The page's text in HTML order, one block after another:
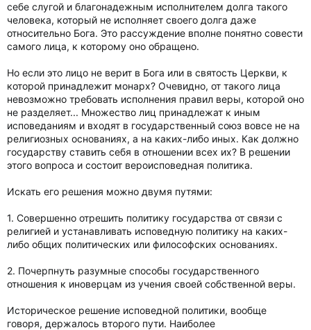
себе слугой и благонадежным исполнителем долга такого
человека, который не исполняет своего долга даже
относительно Бога. Это рассуждение вполне понятно совести
самого лица, к которому оно обращено.
Но если это лицо не верит в Бога или в святость Церкви, к
которой принадлежит монарх? Очевидно, от такого лица
невозможно требовать исполнения правил веры, которой оно
не разделяет... Множество лиц принадлежат к иным
исповеданиям и входят в государственный союз вовсе не на
религиозных основаниях, а на каких-либо иных. Как должно
государству ставить себя в отношении всех их? В решении
этого вопроса и состоит вероисповедная политика.
Искать его решения можно двумя путями:
1. Совершенно отрешить политику государства от связи с
религией и устанавливать исповедную политику на каких-
либо общих политических или философских основаниях.
2. Почерпнуть разумные способы государственного
отношения к иноверцам из учения своей собственной веры.
Историческое решение исповедной политики, вообще
говоря, держалось второго пути. Наиболее